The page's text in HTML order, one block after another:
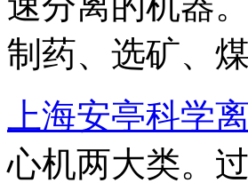
制药、选矿、
上海安亭科学
心机两大类。